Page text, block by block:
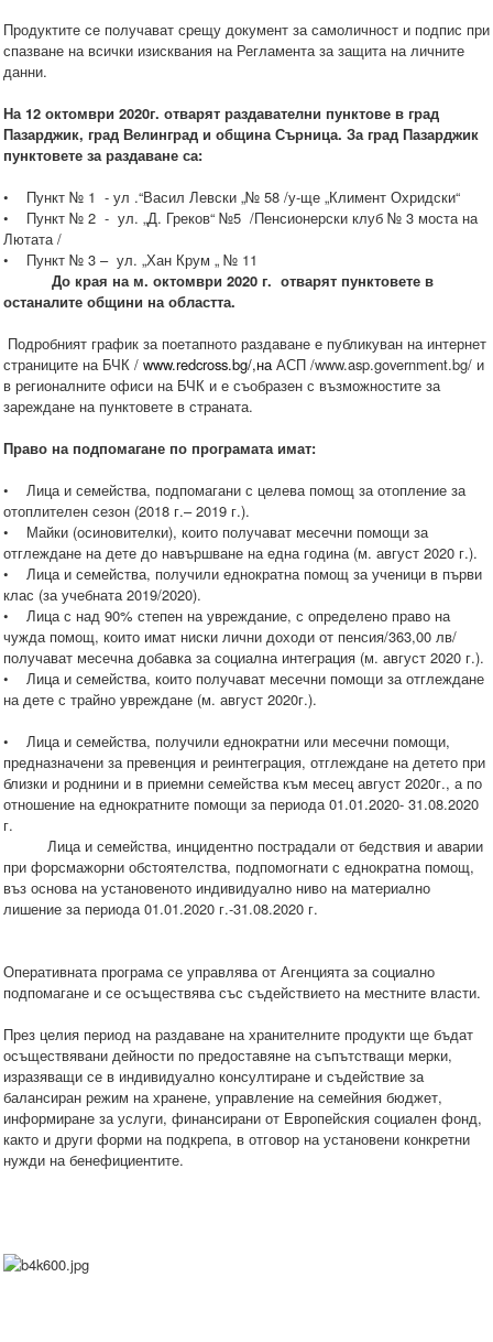
Продуктите се получават срещу документ за самоличност и подпис при
спазване на всички изисквания на Регламента за защита на личните
данни.
На 12 октомври 2020г. отварят раздавателни пунктове в град
Пазарджик, град Велинград и община Сърница. За град Пазарджик
пунктовете за раздаване са:
• Пункт № 1 - ул .“Васил Левски „№ 58 /у-ще „Климент Охридски“
• Пункт № 2 - ул. „Д. Греков“ №5 /Пенсионерски клуб № 3 моста на
Лютата /
• Пункт № 3 – ул. „Хан Крум „ № 11
До края на м. октомври 2020 г. отварят пунктовете в
останалите общини на областта.
Подробният график за поетапното раздаване е публикуван на интернет
страниците на БЧК / www.redcross.bg/,наАСП /www.asp.government.bg/ и
в регионалните офиси на БЧК и е съобразен с възможностите за
зареждане на пунктовете в страната.
Право на подпомагане по програмата имат:
• Лица и семейства, подпомагани с целева помощ за отопление за
отоплителен сезон (2018 г.– 2019 г.).
• Майки (осиновителки), които получават месечни помощи за
отглеждане на дете до навършване на една година (м. август 2020 г.).
• Лица и семейства, получили еднократна помощ за ученици в първи
клас (за учебната 2019/2020).
• Лица с над 90% степен на увреждание, с определено право на
чужда помощ, които имат ниски лични доходи от пенсия/363,00 лв/
получават месечна добавка за социална интеграция (м. август 2020 г.).
• Лица и семейства, които получават месечни помощи за отглеждане
на дете с трайно увреждане (м. август 2020г.).
• Лица и семейства, получили еднократни или месечни помощи,
предназначени за превенция и реинтеграция, отглеждане на детето при
близки и роднини и в приемни семейства към месец август 2020г., а по
отношение на еднократните помощи за периода 01.01.2020- 31.08.2020
г.
Лица и семейства, инцидентно пострадали от бедствия и аварии
при форсмажорни обстоятелства, подпомогнати с еднократна помощ,
въз основа на установеното индивидуално ниво на материално
лишение за периода 01.01.2020 г.-31.08.2020 г.
Оперативната програма се управлява от Агенцията за социално
подпомагане и се осъществява със съдействието на местните власти.
През целия период на раздаване на хранителните продукти ще бъдат
осъществявани дейности по предоставяне на съпътстващи мерки,
изразяващи се в индивидуално консултиране и съдействие за
балансиран режим на хранене, управление на семейния бюджет,
информиране за услуги, финансирани от Европейския социален фонд,
както и други форми на подкрепа, в отговор на установени конкретни
нужди на бенефициентите.